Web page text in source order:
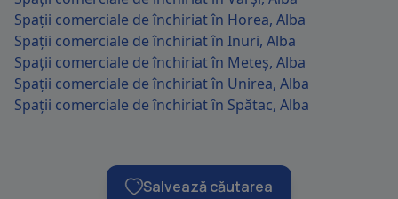
Spații comerciale de închiriat în Horea, Alba
Spații comerciale de închiriat în Inuri, Alba
Spații comerciale de închiriat în Meteș, Alba
Spații comerciale de închiriat în Unirea, Alba
Spații comerciale de închiriat în Spătac, Alba
Salvează căutarea